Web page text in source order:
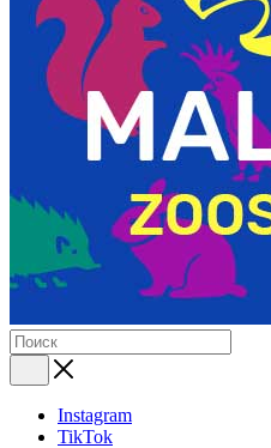
Instagram
TikTok